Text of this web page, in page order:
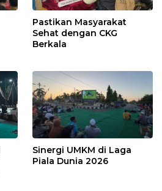
Pastikan Masyarakat
Sehat dengan CKG
Berkala
Sinergi UMKM di Laga
Piala Dunia 2026